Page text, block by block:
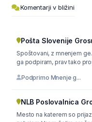
Komentarji v bližini
Pošta Slovenije
Spoštovani, z mnenjem
ga podpiram, prav tako
Podprimo Mnenje g...
NLB Poslovalnica
Mesto na katerem so